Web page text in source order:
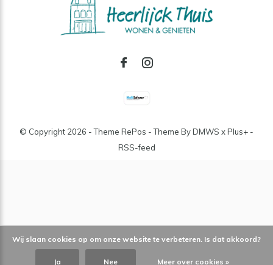
© Copyright 2026 - Theme RePos - Theme ByDMWS xPlus+ -
RSS-feed
Wij slaan cookies op om onze website te verbeteren. Is dat akkoord?
Ja Nee Meer over cookies »